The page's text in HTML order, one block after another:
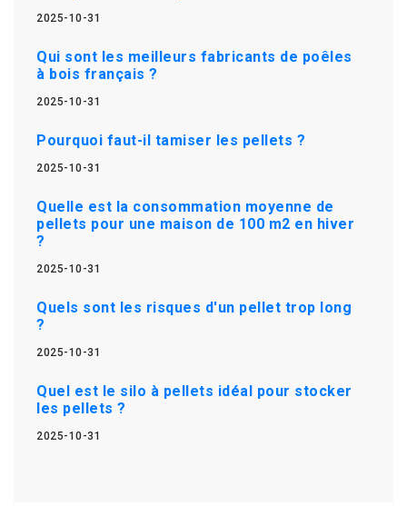
2025-10-31
Qui sont les meilleurs fabricants de poêles
à bois français ?
2025-10-31
Pourquoi faut-il tamiser les pellets ?
2025-10-31
Quelle est la consommation moyenne de
pellets pour une maison de 100 m2 en hiver
?
2025-10-31
Quels sont les risques d'un pellet trop long
?
2025-10-31
Quel est le silo à pellets idéal pour stocker
les pellets ?
2025-10-31